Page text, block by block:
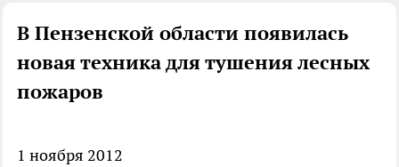
В Пензенской области появилась
новая техника для тушения лесных
пожаров
1 ноября 2012